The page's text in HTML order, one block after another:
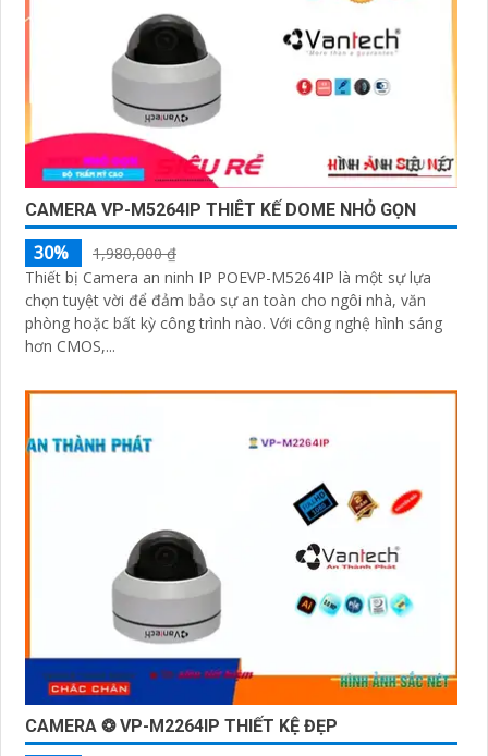
CAMERA VP-M5264IP THIÊT KẾ DOME NHỎ GỌN
30%
1,980,000 ₫
Thiết bị Camera an ninh IP POEVP-M5264IP là một sự lựa
chọn tuyệt vời để đảm bảo sự an toàn cho ngôi nhà, văn
phòng hoặc bất kỳ công trình nào. Với công nghệ hình sáng
hơn CMOS,...
CAMERA ❂ VP-M2264IP THIẾT KỆ ĐẸP